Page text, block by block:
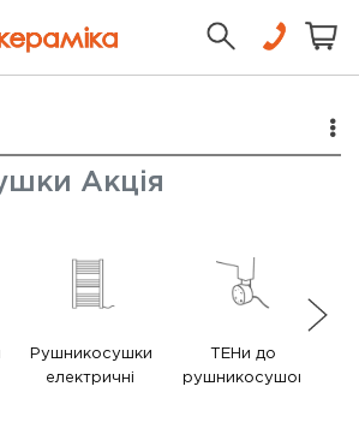
Акція
Рушникосушки
електричні
ТЕНи до
рушникосушок